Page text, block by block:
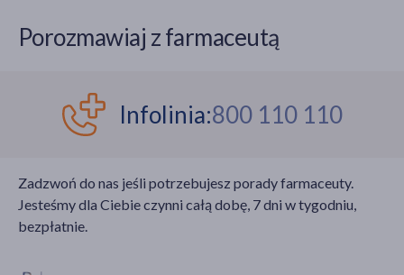
Porozmawiaj z farmaceutą
Infolinia:800 110 110
Zadzwoń do nas jeśli potrzebujesz porady farmaceuty.
Jesteśmy dla Ciebie czynni całą dobę, 7 dni w tygodniu,
bezpłatnie.